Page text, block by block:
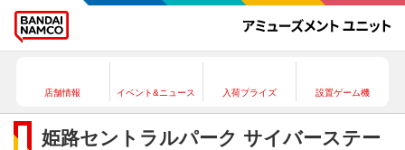
店舗情報 イベント&ニュース 入荷プライズ 設置ゲーム機
姫路セントラルパーク サイバーステー